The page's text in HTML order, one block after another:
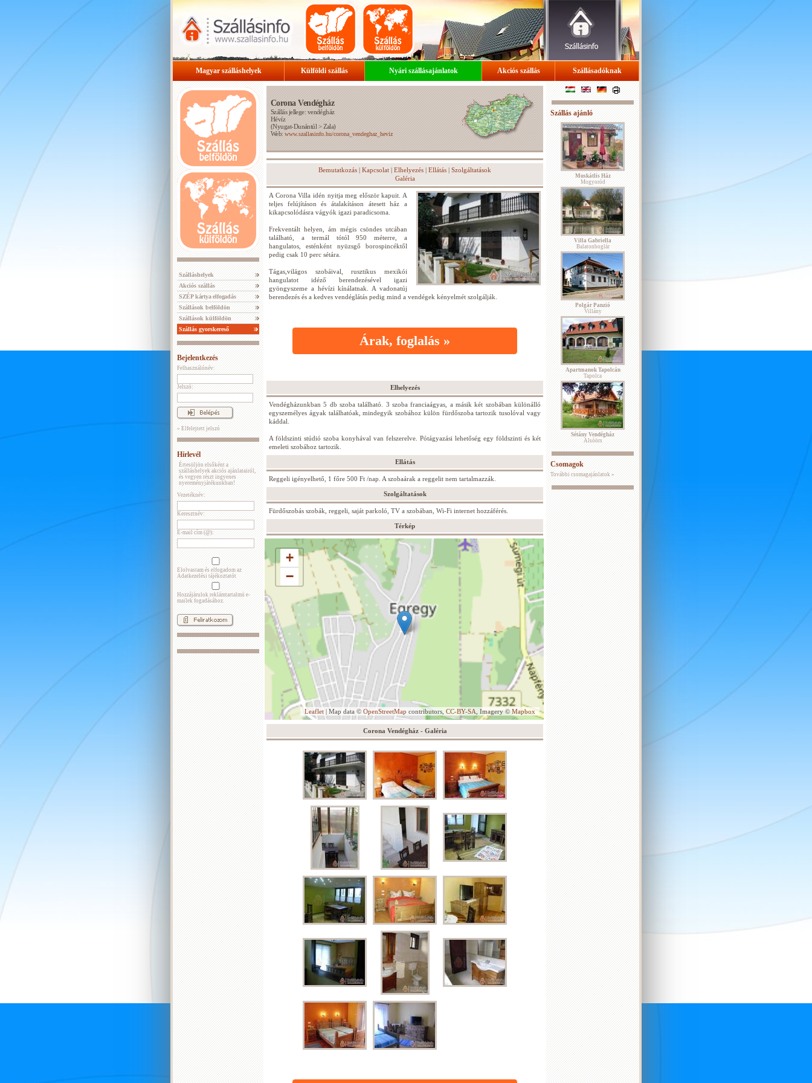
Magyar szálláshelyek Külföldi szállás Nyári szállásajánlatok Akciós szállás Szállásadóknak
Szálláshelyek
Akciós szállás
SZÉP kártya elfogadás
Szállások belföldön
Szállások külföldön
Szállás gyorskereső
Bejelentkezés
Felhasználónév:
Jelszó:
» Elfelejtett jelszó
Hírlevél
Értesüljön elsőként a
szálláshelyek akciós ajánlatairól,
és vegyen részt ingyenes
nyereményjátékunkban!
Vezetéknév:
Keresztnév:
E-mail cím (@):
Elolvastam és elfogadom az
Adatkezelési tájékoztatót
Hozzájárulok reklámtartalmú e-
mailek fogadásához.
Corona Vendégház
Szállás jellege: vendégház
Hévíz
(Nyugat-Dunántúl > Zala)
Web:www.szallasinfo.hu/corona_vendeghaz_heviz
Bemutatkozás | Kapcsolat | Elhelyezés | Ellátás | Szolgáltatások
Galéria
A Corona Villa idén nyitja meg először kapuit. A
teljes felújításon és átalakításon átesett ház a
kikapcsolódásra vágyók igazi paradicsoma.
Frekventált helyen, ám mégis csöndes utcában
található, a termál tótól 950 méterre, a
hangulatos, esténként nyüzsgő borospincéktől
pedig csak 10 perc sétára.
Tágas,világos szobáival, rusztikus mexikói
hangulatot idéző berendezésével igazi
gyöngyszeme a hévízi kínálatnak. A vadonatúj
berendezés és a kedves vendéglátás pedig mind a vendégek kényelmét szolgálják.
Árak, foglalás »
Elhelyezés
Vendégházunkban 5 db szoba található. 3 szoba franciaágyas, a másik két szobában különálló
egyszemélyes ágyak találhatóak, mindegyik szobához külön fürdőszoba tartozik tusolóval vagy
káddal.
A földszinti stúdió szoba konyhával van felszerelve. Pótágyazási lehetőség egy földszinti és két
emeleti szobához tartozik.
Ellátás
Reggeli igényelhető, 1 főre 500 Ft /nap. A szobaárak a reggelit nem tartalmazzák.
Szolgáltatások
Fürdőszobás szobák, reggeli, saját parkoló, TV a szobában, Wi-Fi internet hozzáférés.
Térkép
+
−
Leaflet | Map data © OpenStreetMap contributors, CC-BY-SA , Imagery © Mapbox
Corona Vendégház - Galéria
Szállás ajánló
Muskátlis Ház
Mogyoród
Villa Gabriella
Balatonboglár
Polgár Panzió
Villány
Apartmanok Tapolcán
Tapolca
Sétány Vendégház
Alsóörs
Csomagok
További csomagajánlatok »